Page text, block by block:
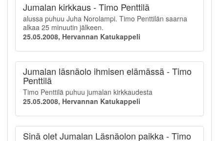
Jumalan kirkkaus - Timo Penttilä
alussa puhuu Juha Norolampi. Timo Penttilän saarna
alkaa 25 minuutin jälkeen.
25.05.2008, Hervannan Katukappeli
Jumalan läsnäolo ihmisen elämässä - Timo
Penttilä
Timo Penttilä puhuu jumalan kirkkaudesta
25.05.2008, Hervannan Katukappeli
Sinä olet Jumalan Läsnäolon paikka - Timo